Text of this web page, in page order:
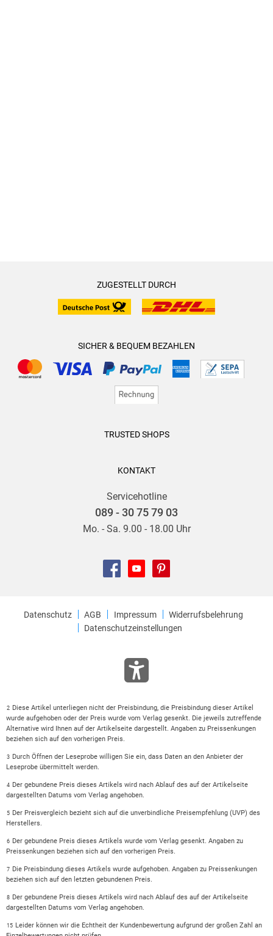
ZUGESTELLT DURCH
SICHER & BEQUEM BEZAHLEN
TRUSTED SHOPS
KONTAKT
Servicehotline
089 - 30 75 79 03
Mo. - Sa. 9.00 - 18.00 Uhr
Datenschutz AGB Impressum
Widerrufsbelehrung
Datenschutzeinstellungen
2 Diese Artikel unterliegen nicht der Preisbindung, die Preisbindung dieser Artikel
wurde aufgehoben oder der Preis wurde vom Verlag gesenkt. Die jeweils zutreffende
Alternative wird Ihnen auf der Artikelseite dargestellt. Angaben zu Preissenkungen
beziehen sich auf den vorherigen Preis.
3 Durch Öffnen der Leseprobe willigen Sie ein, dass Daten an den Anbieter der
Leseprobe übermittelt werden.
4 Der gebundene Preis dieses Artikels wird nach Ablauf des auf der Artikelseite
dargestellten Datums vom Verlag angehoben.
5 Der Preisvergleich bezieht sich auf die unverbindliche Preisempfehlung (UVP) des
Herstellers.
6 Der gebundene Preis dieses Artikels wurde vom Verlag gesenkt. Angaben zu
Preissenkungen beziehen sich auf den vorherigen Preis.
7 Die Preisbindung dieses Artikels wurde aufgehoben. Angaben zu Preissenkungen
beziehen sich auf den letzten gebundenen Preis.
8 Der gebundene Preis dieses Artikels wird nach Ablauf des auf der Artikelseite
dargestellten Datums vom Verlag angehoben.
15 Leider können wir die Echtheit der Kundenbewertung aufgrund der großen Zahl an